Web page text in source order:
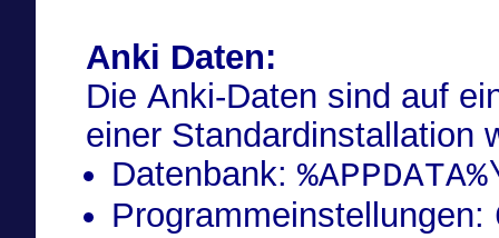
Anki Daten:
Die Anki-Daten sind auf
einer Standardinstallation
Datenbank:
Programmeinstellungen: